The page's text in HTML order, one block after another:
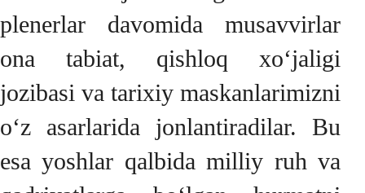
plenerlar davomida musavvirlar
ona tabiat, qishloq xo‘jaligi
jozibasi va tarixiy maskanlarimizni
o‘z asarlarida jonlantiradilar. Bu
esa yoshlar qalbida milliy ruh va